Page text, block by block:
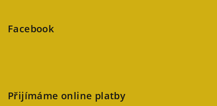
Facebook
Přijímáme online platby